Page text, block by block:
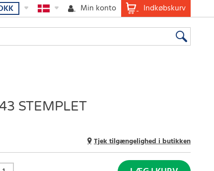
Indkøbskurv
Min konto
STEMPLET
Tjek tilgængelighed i butikken